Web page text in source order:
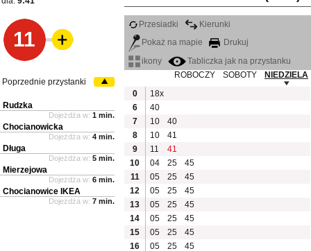
11
Przesiadki
Kierunki
Pokaż na mapie
Drukuj
ikony
Tabliczka jak na przystanku
ROBOCZY
SOBOTY
NIEDZIELA
0
18x
6
40
7
10
40
8
10
41
9
11
41
10
04 25
45
11
05 25
45
12
05 25
45
13
05 25
45
14
05 25
45
15
05 25
45
16
05 25 45
Poprzednie przystanki
Rudzka
Dojeżdża w: 1 min.
Chocianowicka
Dojeżdża w: 4 min.
Długa
Dojeżdża w: 5 min.
Mierzejowa
Dojeżdża w: 6 min.
Chocianowice IKEA
Dojeżdża w: 7 min.